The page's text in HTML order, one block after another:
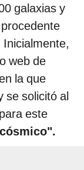
galaxias y
web de
la que
se solicitó al
este